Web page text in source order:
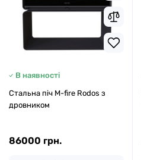
В наявності
Стальна піч M-fire Rodos з
дровником
86000 грн.